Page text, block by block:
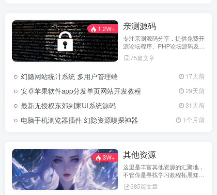
1.2W+ 亲测源码
专注亲测源码分享，提供免费开
源论坛程序、PHP论坛源码及论
坛搭建解决方案，所有源码均经
实际测试可用，助力快速搭建稳
75篇文章
幻隐网站统计系统 多用户管理端 17天前
安卓苹果软件app分发单页网站开发教程 29天前
最新无授权东郊到家UI系统源码 31天前
电脑手机浏览器插件 幻隐资源嗅探神器 1个月前
3W+ 其他资源
这里是丰富其他资源的汇聚地，
不管你是寻找学习教程拓展知
识，还是搜集各类素材激发创作
灵感，亦或是查询专业数据辅助
585篇文章